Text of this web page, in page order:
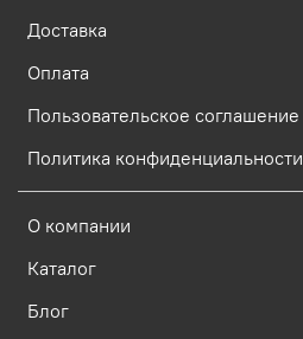
Доставка
Оплата
Пользовательское соглашение
Политика конфиденциальности
О компании
Каталог
Блог